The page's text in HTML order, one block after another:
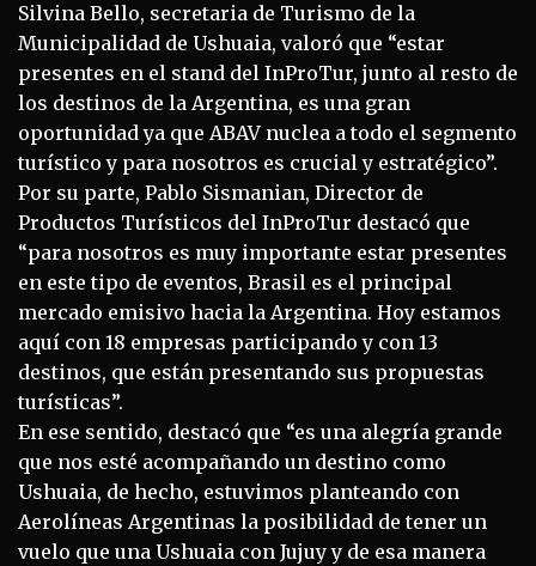
Silvina Bello, secretaria de Turismo de la
Municipalidad de Ushuaia, valoró que “estar
presentes en el stand del InProTur, junto al resto de
los destinos de la Argentina, es una gran
oportunidad ya que ABAV nuclea a todo el segmento
turístico y para nosotros es crucial y estratégico”.
Por su parte, Pablo Sismanian, Director de
Productos Turísticos del InProTur destacó que
“para nosotros es muy importante estar presentes
en este tipo de eventos, Brasil es el principal
mercado emisivo hacia la Argentina. Hoy estamos
aquí con 18 empresas participando y con 13
destinos, que están presentando sus propuestas
turísticas”.
En ese sentido, destacó que “es una alegría grande
que nos esté acompañando un destino como
Ushuaia, de hecho, estuvimos planteando con
Aerolíneas Argentinas la posibilidad de tener un
vuelo que una Ushuaia con Jujuy y de esa manera